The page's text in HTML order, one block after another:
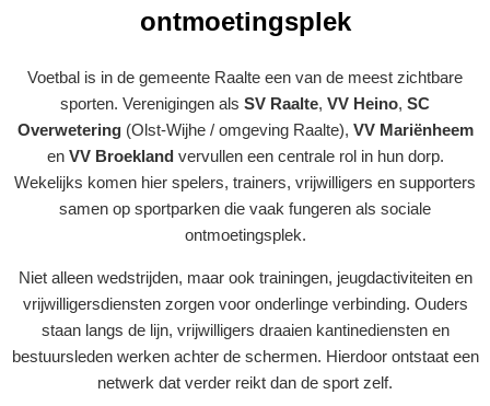
ontmoetingsplek
Voetbal is in de gemeente Raalte een van de meest zichtbare
sporten. Verenigingen als SV Raalte, VV Heino, SC
Overwetering(Olst-Wijhe / omgeving Raalte), VV Mariënheem
en VV Broeklandvervullen een centrale rol in hun dorp.
Wekelijks komen hier spelers, trainers, vrijwilligers en supporters
samen op sportparken die vaak fungeren als sociale
ontmoetingsplek.
Niet alleen wedstrijden, maar ook trainingen, jeugdactiviteiten en
vrijwilligersdiensten zorgen voor onderlinge verbinding. Ouders
staan langs de lijn, vrijwilligers draaien kantinediensten en
bestuursleden werken achter de schermen. Hierdoor ontstaat een
netwerk dat verder reikt dan de sport zelf.